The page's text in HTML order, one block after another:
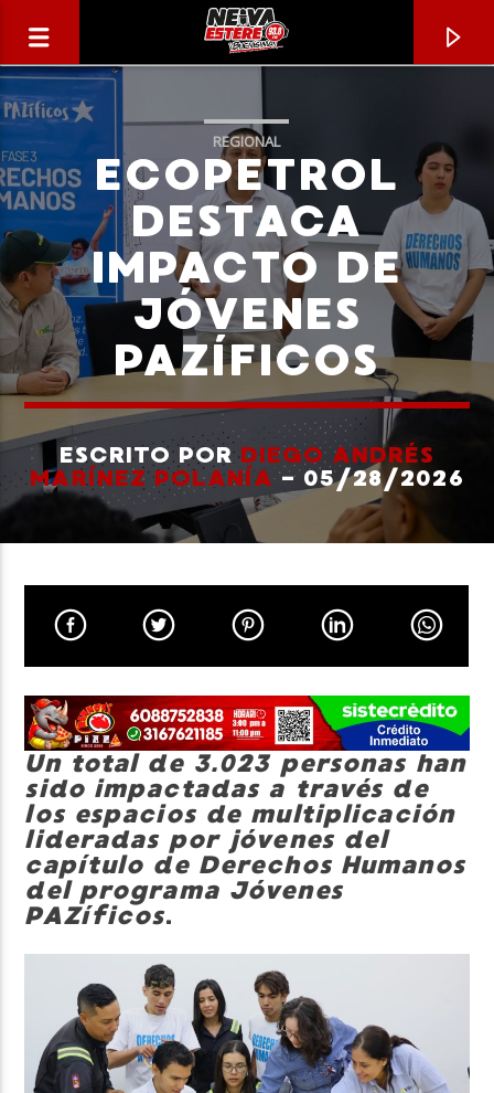
CANCIÓN ACTUAL
TÍTULO
ARTISTA
Neiva Estereo
REGIONAL
ECOPETROL
DESTACA
IMPACTO DE
JÓVENES
PAZÍFICOS
ESCRITO PORDIEGO ANDRÉS
MARÍNEZ POLANÍA- 05/28/2026
Un total de 3.023 personas han
sido impactadas a través de
los espacios de multiplicación
lideradas por jóvenes del
capítulo de Derechos Humanos
del programa Jóvenes
PAZíficos.